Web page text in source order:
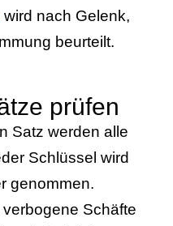
wird nach Gelenk,
beurteilt.
prüfen
Satz werden alle
Schlüssel wird
genommen.
Schäfte